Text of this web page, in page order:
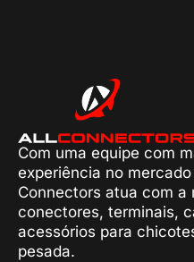
Com uma equipe com
experiência no
Connectors atua com a
conectores, terminais,
acessórios para
pesada.